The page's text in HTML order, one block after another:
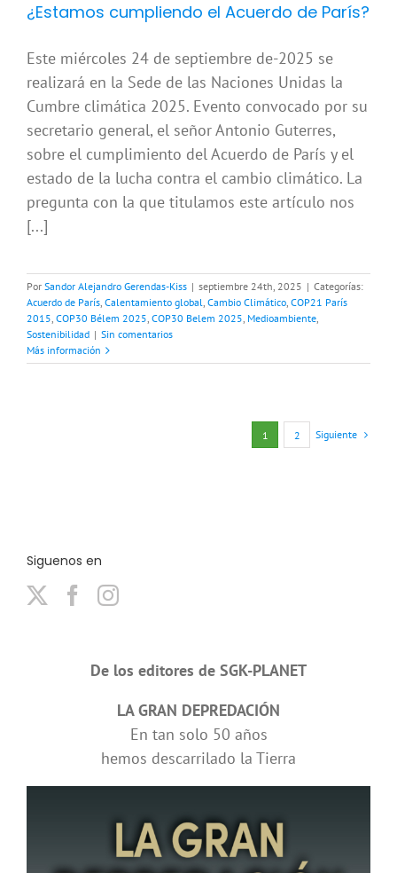
¿Estamos cumpliendo el Acuerdo de París?
Este miércoles 24 de septiembre de-2025 se
realizará en la Sede de las Naciones Unidas la
Cumbre climática 2025. Evento convocado por su
secretario general, el señor Antonio Guterres,
sobre el cumplimiento del Acuerdo de París y el
estado de la lucha contra el cambio climático. La
pregunta con la que titulamos este artículo nos
[...]
Por Sandor Alejandro Gerendas-Kiss | septiembre 24th, 2025 | Categorías:
Acuerdo de París, Calentamiento global, Cambio Climático, COP21 París
2015, COP30 Bélem 2025, COP30 Belem 2025, Medioambiente,
Sostenibilidad | Sin comentarios
Más información
1 2 Siguiente
Siguenos en
De los editores de SGK-PLANET
LA GRAN DEPREDACIÓN
En tan solo 50 años
hemos descarrilado la Tierra